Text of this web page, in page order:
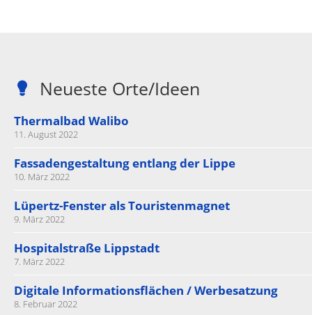
Neueste Orte/Ideen
Thermalbad Walibo
11. August 2022
Fassadengestaltung entlang der Lippe
10. März 2022
Lüpertz-Fenster als Touristenmagnet
9. März 2022
Hospitalstraße Lippstadt
7. März 2022
Digitale Informationsflächen / Werbesatzung
8. Februar 2022